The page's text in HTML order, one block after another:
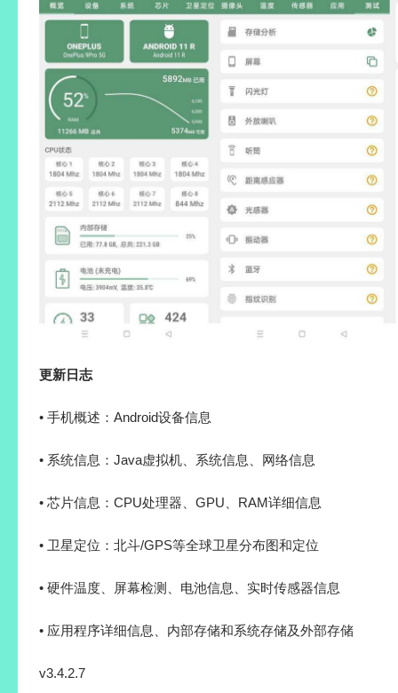
更新日志
• 手机概述：Android设备信息
• 系统信息：Java虚拟机、系统信息、网络信息
• 芯片信息：CPU处理器、GPU、RAM详细信息
• 卫星定位：北斗/GPS等全球卫星分布图和定位
• 硬件温度、屏幕检测、电池信息、实时传感器信息
• 应用程序详细信息、内部存储和系统存储及外部存储
v3.4.2.7